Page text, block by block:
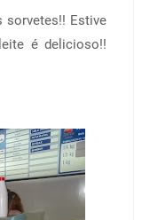
sorvetes!! Estive
é delicioso!!